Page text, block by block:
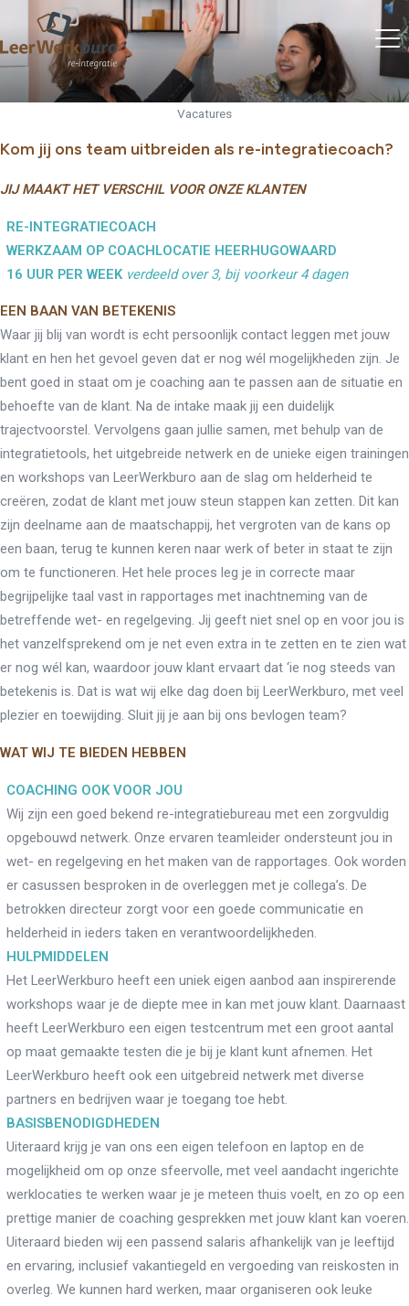
Re-integratie
WerkFit maken re-integratie
WerkFit in combinatie met
Budgetcoaching
NaarWerk re-integratie
WerkBehoud
Starten als zelfstandige
Budgetcoaching
Jobcenter & jobhunting
Ons testcentrum
Aanvraag brochure 2026
Aanvraag hand-out
LeerWerkburo
Werkgevers
Budgetcoaching on the job
Outplacement
2e Spoortraject
Mediation bij
Maatschappelijk
Vacatures
Kom jij ons team uitbreiden als re-integratiecoach?
JIJ MAAKT HET VERSCHIL VOOR ONZE KLANTEN
RE-INTEGRATIECOACH
WERKZAAM OP COACHLOCATIE HEERHUGOWAARD
16 UUR PER WEEK verdeeld over 3, bij voorkeur 4 dagen
EEN BAAN VAN BETEKENIS
Waar jij blij van wordt is echt persoonlijk contact leggen met jouw
klant en hen het gevoel geven dat er nog wél mogelijkheden zijn. Je
bent goed in staat om je coaching aan te passen aan de situatie en
behoefte van de klant. Na de intake maak jij een duidelijk
trajectvoorstel. Vervolgens gaan jullie samen, met behulp van de
integratietools, het uitgebreide netwerk en de unieke eigen trainingen
en workshops van LeerWerkburo aan de slag om helderheid te
creëren, zodat de klant met jouw steun stappen kan zetten. Dit kan
zijn deelname aan de maatschappij, het vergroten van de kans op
een baan, terug te kunnen keren naar werk of beter in staat te zijn
om te functioneren. Het hele proces leg je in correcte maar
begrijpelijke taal vast in rapportages met inachtneming van de
betreffende wet- en regelgeving. Jij geeft niet snel op en voor jou is
het vanzelfsprekend om je net even extra in te zetten en te zien wat
er nog wél kan, waardoor jouw klant ervaart dat ‘ie nog steeds van
betekenis is. Dat is wat wij elke dag doen bij LeerWerkburo, met veel
plezier en toewijding. Sluit jij je aan bij ons bevlogen team?
WAT WIJ TE BIEDEN HEBBEN
COACHING OOK VOOR JOU
Wij zijn een goed bekend re-integratiebureau met een zorgvuldig
opgebouwd netwerk. Onze ervaren teamleider ondersteunt jou in
wet- en regelgeving en het maken van de rapportages. Ook worden
er casussen besproken in de overleggen met je collega’s. De
betrokken directeur zorgt voor een goede communicatie en
helderheid in ieders taken en verantwoordelijkheden.
HULPMIDDELEN
Het LeerWerkburo heeft een uniek eigen aanbod aan inspirerende
workshops waar je de diepte mee in kan met jouw klant. Daarnaast
heeft LeerWerkburo een eigen testcentrum met een groot aantal
op maat gemaakte testen die je bij je klant kunt afnemen. Het
LeerWerkburo heeft ook een uitgebreid netwerk met diverse
partners en bedrijven waar je toegang toe hebt.
BASISBENODIGDHEDEN
Uiteraard krijg je van ons een eigen telefoon en laptop en de
mogelijkheid om op onze sfeervolle, met veel aandacht ingerichte
werklocaties te werken waar je je meteen thuis voelt, en zo op een
prettige manier de coaching gesprekken met jouw klant kan voeren.
Uiteraard bieden wij een passend salaris afhankelijk van je leeftijd
en ervaring, inclusief vakantiegeld en vergoeding van reiskosten in
overleg. We kunnen hard werken, maar organiseren ook leuke